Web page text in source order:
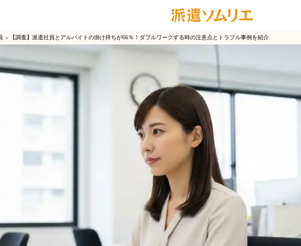
【調査】派遣社員とアルバイトの掛け持ちが66％！ダブルワークする時の注意点とトラブル事例を紹介